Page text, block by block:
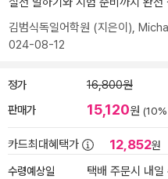
김범식독일어학원 (지은이),
024-08-12
정가 16,800원
판매가 15,120원
카드최대혜택가 12,852원
수령예상일
택배 주문시 내일